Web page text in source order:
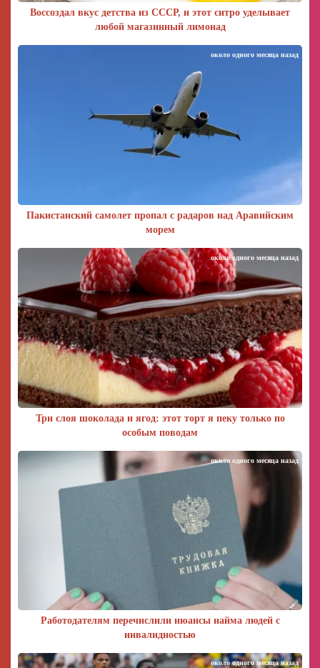
Воссоздал вкус детства из СССР, и этот ситро уделывает
любой магазинный лимонад
Пакистанский самолет пропал с радаров над Аравийским
морем
около одного месяца назад
Три слоя шоколада и ягод: этот торт я пеку только по
особым поводам
около одного месяца назад
Работодателям перечислили нюансы найма людей с
инвалидностью
около одного месяца назад
около одного месяца назад